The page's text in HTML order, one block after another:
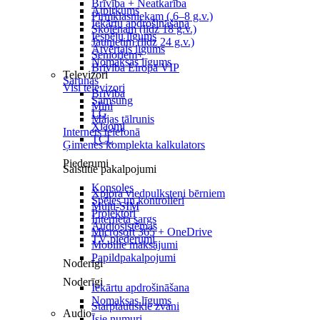
Brīvība + Neatkarība
Pirmklasniekam ( 6–8 g.v.)
Skolēnam (līdz 18 g.v.)
Jaunietim (līdz 24 g.v.)
Senioriem+
Brīvība Eiropā VIP
Sarunas
Brīvība
Mini
Mājas tālrunis
Internets telefonā
Ģimenes komplekta kalkulators
Saistītie pakalpojumi
Xplora viedpulksteņi bērniem
Multi-SIM
Interneta sargs
Microsoft 365 + OneDrive
Mobilie maksājumi
Papildpakalpojumi
Noderīgi
Starptautiskie zvani
Atpirkums
Iekārtu apdrošināšana
Iespēju līgums
Atvērtais līgums
Nomaksas līgums
Televizori
Visi televizori
Samsung
LG
Xiaomi
TCL
Piederumi
Konsoles
Spēles un kontrolieri
Projektori
Audiosistēmas
TV piederumi
Noderīgi
Iekārtu apdrošināšana
Nomaksas līgums
Audio